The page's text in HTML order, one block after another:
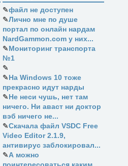
✎файл не доступен
✎Лично мне по душе
портал по онлайн нардам
NardGammon.com у них...
✎Мониторинг транспорта
№1
✎
✎На Windows 10 тоже
прекрасно идут нарды
✎Не неси чушь, нет там
ничего. Ни аваст ни доктор
вэб ничего не...
✎Скачала файл VSDC Free
Video Editor 2.1.9,
антивирус заблокировал...
✎А можно